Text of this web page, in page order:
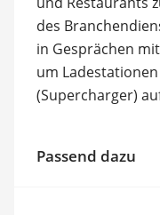
des
in Gesprächen
um
(Supercharger)
Passend dazu